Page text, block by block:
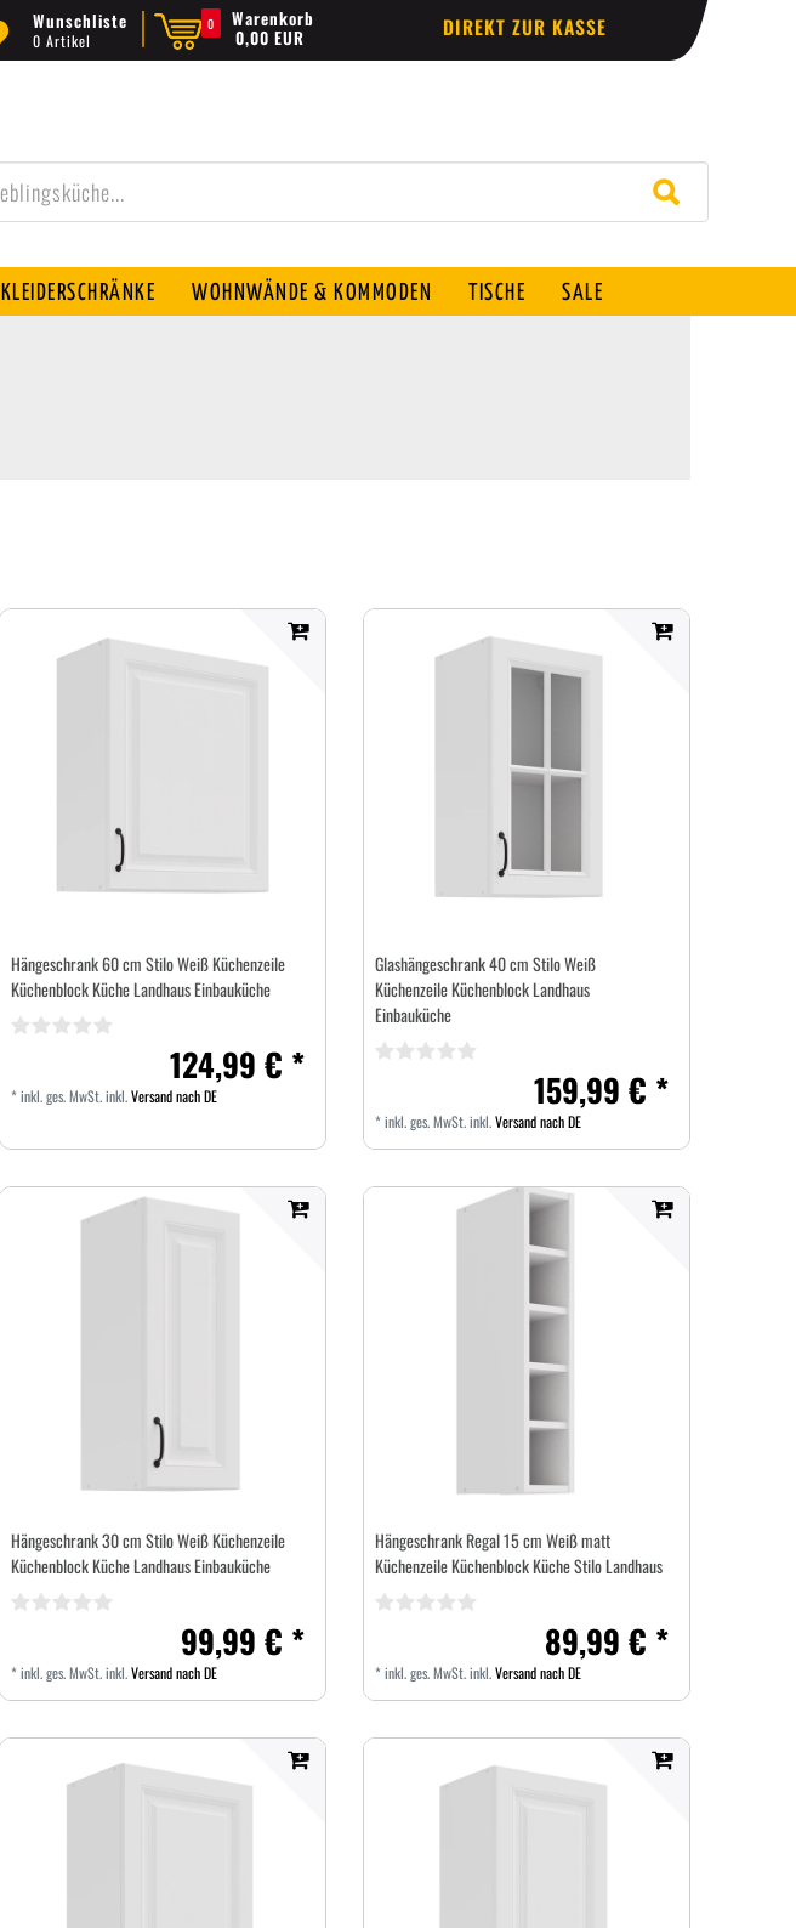
Wunschliste
0 Artikel
Warenkorb
0,00 EUR
0 DIREKT ZUR KASSE
KLEIDERSCHRÄNKE WOHNWÄNDE & KOMMODEN TISCHE SALE
Hängeschrank 60 cm Stilo Weiß Küchenzeile
Küchenblock Küche Landhaus Einbauküche
124,99 € *
*inkl. ges. MwSt.inkl.Versand nach DE
Glashängeschrank 40 cm Stilo Weiß
Küchenzeile Küchenblock Landhaus
Einbauküche
159,99 € *
*inkl. ges. MwSt.inkl.Versand nach DE
Hängeschrank 30 cm Stilo Weiß Küchenzeile
Küchenblock Küche Landhaus Einbauküche
99,99 € *
*inkl. ges. MwSt.inkl.Versand nach DE
Hängeschrank Regal 15 cm Weiß matt
Küchenzeile Küchenblock Küche Stilo Landhaus
89,99 € *
*inkl. ges. MwSt.inkl.Versand nach DE